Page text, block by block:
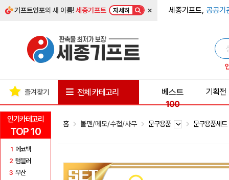
기프트인포의 새 이름!세종기프트 자세히 × 세종기프트, 공공기
인기카테고리
TOP 10
1 에코백
2 텀블러
3 우산
즐겨찾기 전체 카테고리
베스트
100
기획전
홈 볼펜/메모/수첩/사무 문구용품 문구용품세